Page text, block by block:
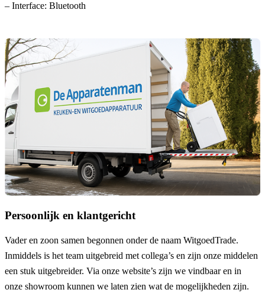
– Interface: Bluetooth
Persoonlijk en klantgericht
Vader en zoon samen begonnen onder de naam WitgoedTrade.
Inmiddels is het team uitgebreid met collega’s en zijn onze middelen
een stuk uitgebreider. Via onze website’s zijn we vindbaar en in
onze showroom kunnen we laten zien wat de mogelijkheden zijn.